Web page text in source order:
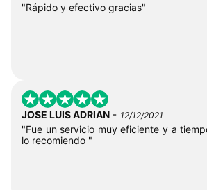
"Rápido y efectivo gracias"
JOSE LUIS ADRIAN - 12/12/2021
"Fue un servicio muy eficiente y a
lo recomiendo "